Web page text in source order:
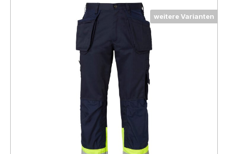
weitere Varianten